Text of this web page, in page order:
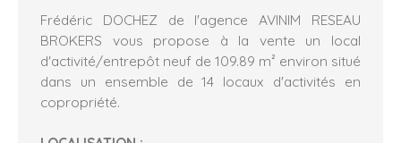
Frédéric DOCHEZ de l'agence AVINIM RESEAU
BROKERS vous propose à la vente un local
d'activité/entrepôt neuf de 109.89 m² environ situé
dans un ensemble de 14 locaux d'activités en
copropriété.